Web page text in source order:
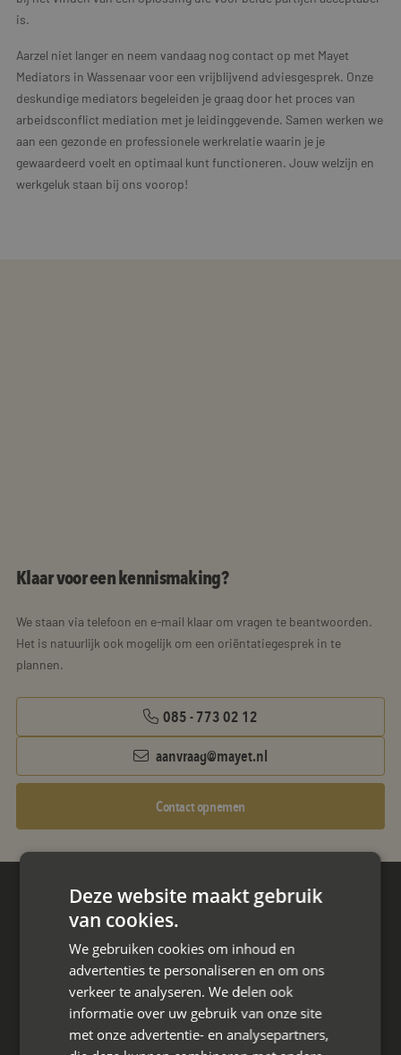
is.
Aarzel niet langer en neem vandaag nog contact op met Mayet
Mediators in Wassenaar voor een vrijblijvend adviesgesprek. Onze
deskundige mediators begeleiden je graag door het proces van
arbeidsconflict mediation met je leidinggevende. Samen werken we
aan een gezonde en professionele werkrelatie waarin je je
gewaardeerd voelt en optimaal kunt functioneren. Jouw welzijn en
werkgeluk staan bij ons voorop!
Klaar voor een kennismaking?
We staan via telefoon en e-mail klaar om vragen te beantwoorden.
Het is natuurlijk ook mogelijk om een oriëntatiegesprek in te
plannen.
085 - 773 02 12
aanvraag@mayet.nl
Contact opnemen
Hoofdkantoor
Den Berg 16A
4661 KZ Halsteren,
085 - 773 02 12
aanvraag@mayet.nl
Deze website maakt gebruik
van cookies.
We gebruiken cookies om inhoud en
advertenties te personaliseren en om ons
verkeer te analyseren. We delen ook
informatie over uw gebruik van onze site
met onze advertentie- en analysepartners,